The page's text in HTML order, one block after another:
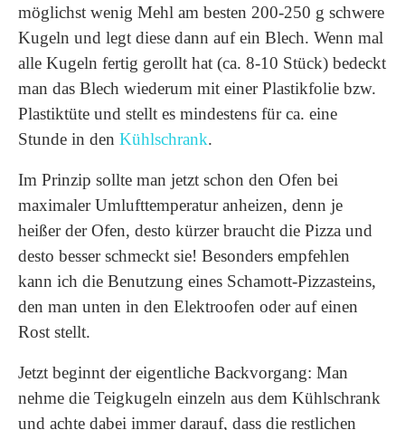
möglichst wenig Mehl am besten 200-250 g schwere
Kugeln und legt diese dann auf ein Blech. Wenn mal
alle Kugeln fertig gerollt hat (ca. 8-10 Stück) bedeckt
man das Blech wiederum mit einer Plastikfolie bzw.
Plastiktüte und stellt es mindestens für ca. eine
Stunde in den Kühlschrank.
Im Prinzip sollte man jetzt schon den Ofen bei
maximaler Umlufttemperatur anheizen, denn je
heißer der Ofen, desto kürzer braucht die Pizza und
desto besser schmeckt sie! Besonders empfehlen
kann ich die Benutzung eines Schamott-Pizzasteins,
den man unten in den Elektroofen oder auf einen
Rost stellt.
Jetzt beginnt der eigentliche Backvorgang: Man
nehme die Teigkugeln einzeln aus dem Kühlschrank
und achte dabei immer darauf, dass die restlichen